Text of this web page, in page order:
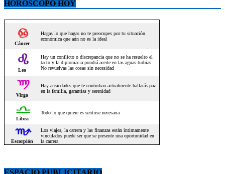
HOROSCOPO HOY
ESPACIO PUBLICITARIO